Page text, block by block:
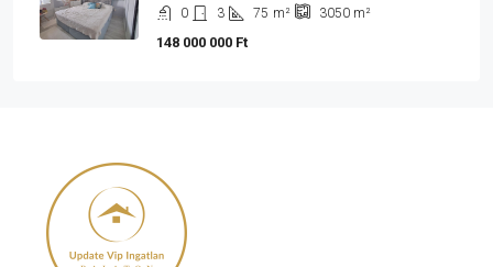
0 3 75 m² 3050 m²
148 000 000 Ft